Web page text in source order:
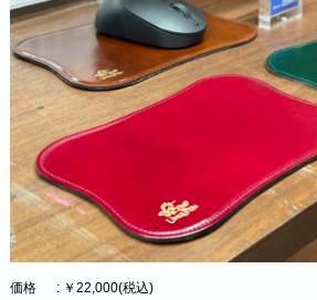
価格 : ￥22,000(税込)